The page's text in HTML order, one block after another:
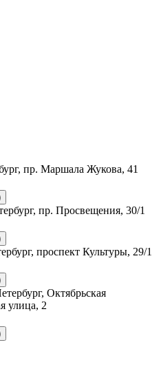
пр. Маршала Жукова, 41
пр. Просвещения, 30/1
проспект Культуры, 29/1
Октябрьская
улица, 2